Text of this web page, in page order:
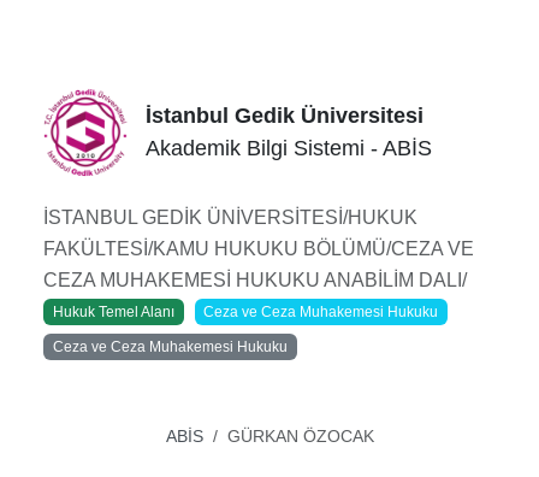
İstanbul Gedik Üniversitesi
Akademik Bilgi Sistemi - ABİS
İSTANBUL GEDİK ÜNİVERSİTESİ/HUKUK
FAKÜLTESİ/KAMU HUKUKU BÖLÜMÜ/CEZA VE
CEZA MUHAKEMESİ HUKUKU ANABİLİM DALI/
Hukuk Temel Alanı Ceza ve Ceza Muhakemesi Hukuku
Ceza ve Ceza Muhakemesi Hukuku
ABİS GÜRKAN ÖZOCAK